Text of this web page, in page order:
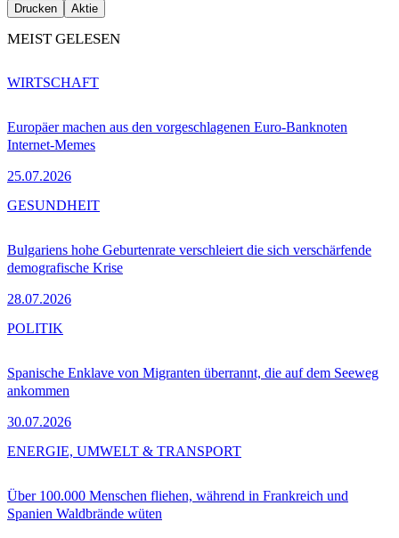
Drucken Aktie
MEIST GELESEN
Europäer machen aus den vorgeschlagenen Euro-Banknoten
Internet-Memes
25.07.2026
WIRTSCHAFT
Bulgariens hohe Geburtenrate verschleiert die sich verschärfende
demografische Krise
28.07.2026
GESUNDHEIT
Spanische Enklave von Migranten überrannt, die auf dem Seeweg
ankommen
30.07.2026
POLITIK
Über 100.000 Menschen fliehen, während in Frankreich und
Spanien Waldbrände wüten
ENERGIE, UMWELT & TRANSPORT